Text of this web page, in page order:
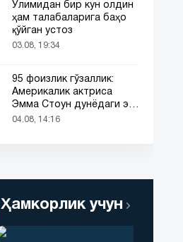
Ўлимидан бир кун олдин
ҳам талабаларига баҳо
қўйган устоз
03.08, 19:34
95 фоизлик гўзаллик:
Америкалик актриса
Эмма Стоун дунёдаги энг
гўзал аёл деб топилди!
04.08, 14:16
Ҳамкорлик учун